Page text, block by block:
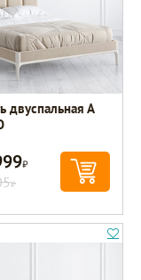
двуспальная А
Р
Р